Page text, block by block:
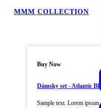
MMM COLLECTION
Buy Now
Dámsky set - Atlantic
Sample text. Lorem ipsum